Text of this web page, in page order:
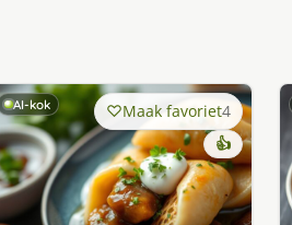
AI-kok Maak favoriet4
👍